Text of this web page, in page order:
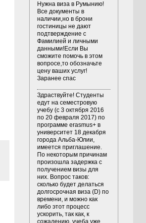
Нужна виза в Румынию!
Все документы в
наличии,но в брони
гостиницы не дают
подтверждение с
Фамилией и личными
данными!Если Вы
сможите помочь в этом
вопросе,то обозначьте
цену ваших услуг!
Заранее спас
Здраствуйте! Студенты
едут на семестровую
учебу (с 3 октября 2016
по 20 февраля 2017) по
программе erasmus+ в
университет 18 декабря
города Альба-Юлии,
имеется приглашение.
По некоторым причинам
произошла задержка с
получением визы для
них. Вопрос таков:
сколько будет делаться
долгосрочная виза (D) по
времени, и можно как
либо этот процесс
ускорить, так как, к
сожалению, учеба уже